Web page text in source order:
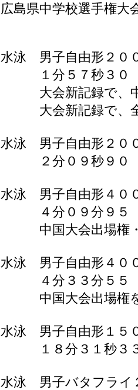
広島県中学校選手権
水泳 男子自由形２
１分５７秒３０
大会新記録で、中
大会新記録で、全
水泳 男子自由形２
２分０９秒９０
水泳 男子自由形４
４分０９分９５
中国大会出場権・
水泳 男子自由形４
４分３３分５５
中国大会出場権
水泳 男子自由形１
１８分３１秒３
水泳 男子バタフラ